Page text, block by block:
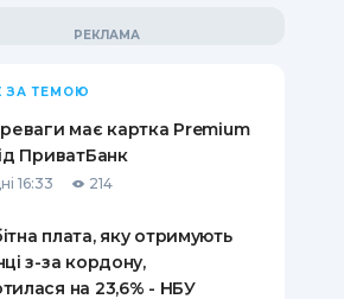
ВІНЬЄТКА
ВІД
ВИПАДКІВ
ПИТАННЯ ТА ВІДПОВІДІ
ПУТІВНИКИ ПО
ЗА ТЕМОЮ
має картка Premium
ПриватБанк
16:33 214
плата, яку отримують
з-за кордону,
на 23,6% - НБУ